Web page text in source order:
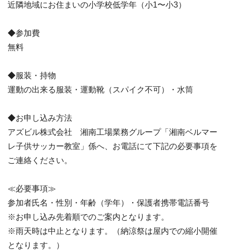
近隣地域にお住まいの小学校低学年（小1〜小3）
◆参加費
無料
◆服装・持物
運動の出来る服装・運動靴（スパイク不可）・水筒
◆お申し込み方法
アズビル株式会社 湘南工場業務グループ「湘南ベルマー
レ子供サッカー教室」係へ、お電話にて下記の必要事項を
ご連絡ください。
≪必要事項≫
参加者氏名・性別・年齢（学年）・保護者携帯電話番号
※お申し込み先着順でのご案内となります。
※雨天時は中止となります。（納涼祭は屋内での縮小開催
となります。）